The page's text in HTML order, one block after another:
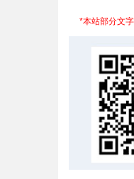
*本站部分文